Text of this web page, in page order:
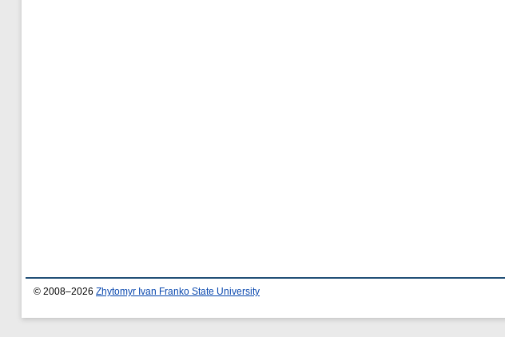
© 2008–2026 Zhytomyr Ivan Franko State University